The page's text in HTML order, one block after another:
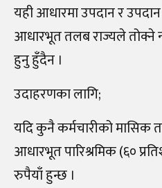
यही आधारमा उपदान र
आधारभूत तलब राज्यले तोक्ने
हुनु हुँदैन ।
उदाहरणका लागि;
यदि कुनै कर्मचारीको
आधारभूत पारिश्रमिक (६०
रुपैयाँ हुन्छ ।